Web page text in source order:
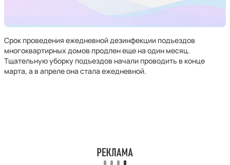
Срок проведения ежедневной дезинфекции подъездов
многоквартирных домов продлен еще на один месяц.
Тщательную уборку подъездов начали проводить в конце
марта, а в апреле она стала ежедневной.